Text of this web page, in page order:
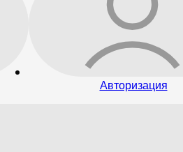
Авторизация